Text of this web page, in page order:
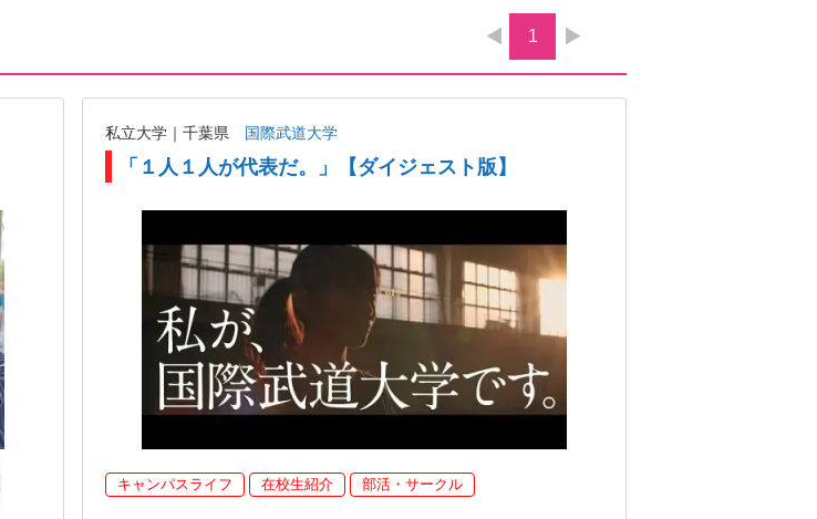
1
私立大学｜千葉県 国際武道大学
「１人１人が代表だ。」【ダイジェスト版】
キャンパスライフ 在校生紹介 部活・サークル